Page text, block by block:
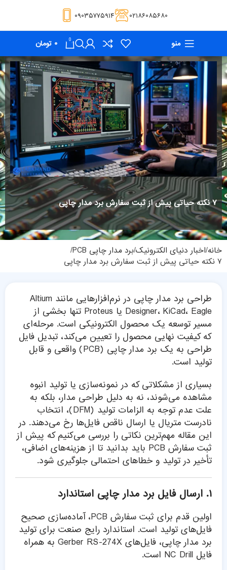
۰۲۱۸۶۰۸۵۶۸۰ ۰۹۰۳۵۷۷۵۹۱۴
منو 0 ۰ تومان
۷ نکته حیاتی پیش از ثبت سفارش برد مدار چاپی
خانه اخبار دنیای الکترونیکبرد مدار چاپی PCB
۷ نکته حیاتی پیش از ثبت سفارش برد مدار چاپی
طراحی برد مدار چاپی در نرم‌افزارهایی مانند Altium
Designer، KiCad، Eagle یا Proteus تنها بخشی از
مسیر توسعه یک محصول الکترونیکی است. مرحله‌ای
که کیفیت نهایی محصول را تعیین می‌کند، تبدیل فایل
طراحی به یک برد مدار چاپی (PCB) واقعی و قابل
تولید است.
بسیاری از مشکلاتی که در نمونه‌سازی یا تولید انبوه
مشاهده می‌شوند، نه به دلیل طراحی مدار، بلکه به
علت عدم توجه به الزامات تولید (DFM)، انتخاب
نادرست متریال یا ارسال ناقص فایل‌ها رخ می‌دهند. در
این مقاله مهم‌ترین نکاتی را بررسی می‌کنیم که پیش از
ثبت سفارش PCB باید بدانید تا از هزینه‌های اضافی،
تأخیر در تولید و خطاهای احتمالی جلوگیری شود.
۱. ارسال فایل برد مدار چاپی استاندارد
اولین قدم برای ثبت سفارش PCB
، آماده‌سازی صحیح
فایل‌های تولید است. استاندارد رایج صنعت برای تولید
برد مدار چاپی، فایل‌های Gerber RS-274X به همراه
فایل NC Drill است.